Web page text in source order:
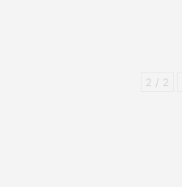
2 / 2